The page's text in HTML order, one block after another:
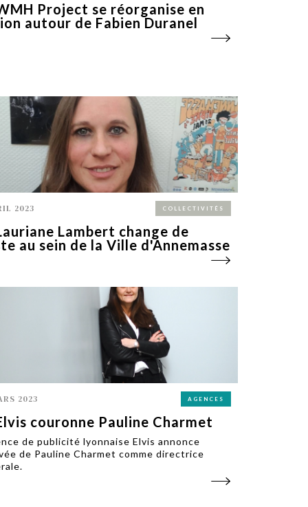
Project se réorganise en
autour de Fabien Duranel
2023 COLLECTIVITÉS
Lambert change de
au sein de la Ville d'Annemasse
2023 AGENCES
couronne Pauline Charmet
de publicité lyonnaise Elvis annonce
de Pauline Charmet comme directrice